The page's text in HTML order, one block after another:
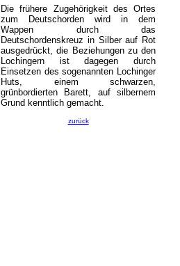
Die frühere Zugehörigkeit des Ortes
zum Deutschorden wird in dem
Wappen durch das
Deutschordenskreuz in Silber auf Rot
ausgedrückt, die Beziehungen zu den
Lochingern ist dagegen durch
Einsetzen des sogenannten Lochinger
Huts, einem schwarzen,
grünbordierten Barett, auf silbernem
Grund kenntlich gemacht.
zurück